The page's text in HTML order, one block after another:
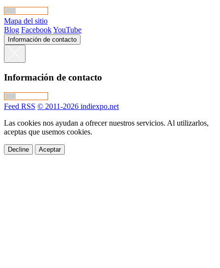
Mapa del sitio
Blog FacebookYouTube
Información de contacto
Información de contacto
Feed RSS © 2011-2026 indiexpo.net
Las cookies nos ayudan a ofrecer nuestros servicios. Al utilizarlos,
aceptas que usemos cookies.
Decline Aceptar